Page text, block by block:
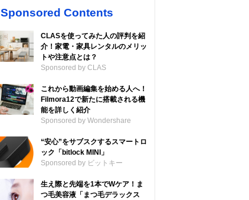
Sponsored Contents
CLASを使ってみた人の評判を紹
介！家電・家具レンタルのメリッ
トや注意点とは？
Sponsored by CLAS
これから動画編集を始める人へ！
Filmora12で新たに搭載される機
能を詳しく紹介
Sponsored by Wondershare
“安心”をサブスクするスマートロ
ック「bitlock MINI」
Sponsored by ビットキー
生え際と先端を1本でWケア！ま
つ毛美容液「まつ毛デラックス